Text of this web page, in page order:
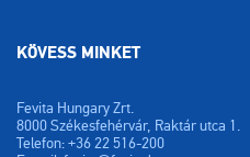
KÖVESS MINKET
Fevita Hungary Zrt.
8000 Székesfehérvár, Raktár utca 1.
Telefon: +36 22 516-200